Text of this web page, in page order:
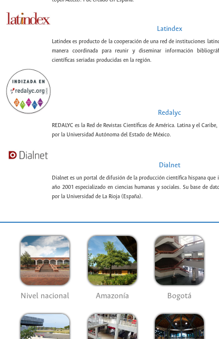
Latindex
Latindex es producto de la cooperación de una red de instituciones
manera coordinada para reunir y diseminar información
científicas seriadas producidas en la región.
Redalyc
REDALYC es la Red de Revistas Científicas de América. Latina y el
por la Universidad Autónoma del Estado de México.
Dialnet
Dialnet es un portal de difusión de la producción científica hispana
año 2001 especializado en ciencias humanas y sociales. Su base de
por la Universidad de La Rioja (España).
Nivel nacional Amazonía Bogotá